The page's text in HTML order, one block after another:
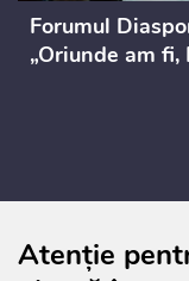
Forumul
„Oriunde am fi,
Atenție